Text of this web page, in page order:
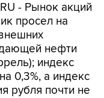
- Рынок акций
просел на
нефти
индекс
0,3%, а индекс
рубля почти не